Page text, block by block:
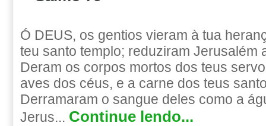
Ó DEUS, os gentios vieram à tua
teu santo templo; reduziram Jerusalém
Deram os corpos mortos dos teus
aves dos céus, e a carne dos teus
Derramaram o sangue deles como a
Jerus... Continue lendo...